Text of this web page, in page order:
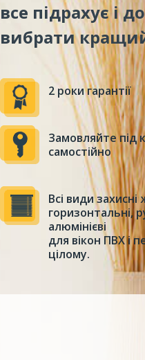
все підрахує і
вибрати
2 роки гарантії
Замовляйте під
самостійно
Всі види
горизонтальні,
алюмінієві
для вікон ПВХ і
цілому.